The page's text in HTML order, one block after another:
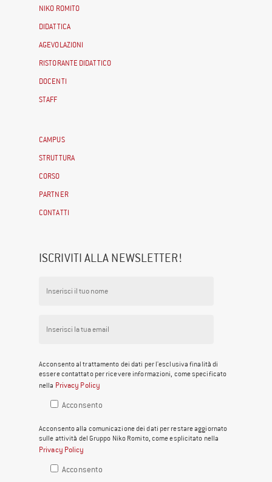
NIKO ROMITO
DIDATTICA
AGEVOLAZIONI
RISTORANTE DIDATTICO
DOCENTI
STAFF
CAMPUS
STRUTTURA
CORSO
PARTNER
CONTATTI
ISCRIVITI ALLA NEWSLETTER!
Acconsento al trattamento dei dati per l'esclusiva finalità di
essere contattato per ricevere informazioni, come specificato
nella Privacy Policy
Acconsento
Acconsento alla comunicazione dei dati per restare aggiornato
sulle attività del Gruppo Niko Romito, come esplicitato nella
Privacy Policy
Acconsento